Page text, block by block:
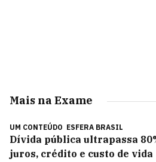
Mais na Exame
UM CONTEÚDO ESFERA BRASIL
Dívida pública ultrapassa
juros, crédito e custo de vida